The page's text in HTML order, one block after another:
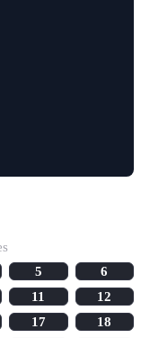
5
6
11
12
17
18